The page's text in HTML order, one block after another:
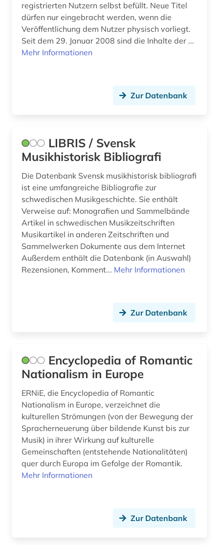
sounddesign (1)
soziale arbeit (1)
sprachwissenschaft (1)
szenenbild (1)
südosteuropa (1)
tanz (3)
terminologie (2)
theater (4)
tonträger (1)
transposition &lt;musik&gt; (1)
ungarn (1)
universitätsgeschichte (1)
unterhaltungsmusik (3)
registrierten Nutzern selbst befüllt. Neue Titel
dürfen nur eingebracht werden, wenn die
Veröffentlichung dem Nutzer physisch vorliegt.
Seit dem 29. Januar 2008 sind die Inhalte der ...
Mehr Informationen
Zur Datenbank
LIBRIS / Svensk
Musikhistorisk Bibliografi
Die Datenbank Svensk musikhistorisk bibliografi
ist eine umfangreiche Bibliografie zur
schwedischen Musikgeschichte. Sie enthält
Verweise auf: Monografien und Sammelbände
Artikel in schwedischen Musikzeitschriften
Musikartikel in anderen Zeitschriften und
Sammelwerken Dokumente aus dem Internet
Außerdem enthält die Datenbank (in Auswahl)
Rezensionen, Komment... Mehr Informationen
Zur Datenbank
Encyclopedia of Romantic
Nationalism in Europe
ERNiE, die Encyclopedia of Romantic
Nationalism in Europe, verzeichnet die
kulturellen Strömungen (von der Bewegung der
Spracherneuerung über bildende Kunst bis zur
Musik) in ihrer Wirkung auf kulturelle
Gemeinschaften (entstehende Nationalitäten)
quer durch Europa im Gefolge der Romantik.
Mehr Informationen
Zur Datenbank